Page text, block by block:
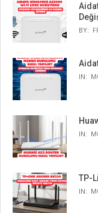
BY:
IN:
IN:
TP-
IN: